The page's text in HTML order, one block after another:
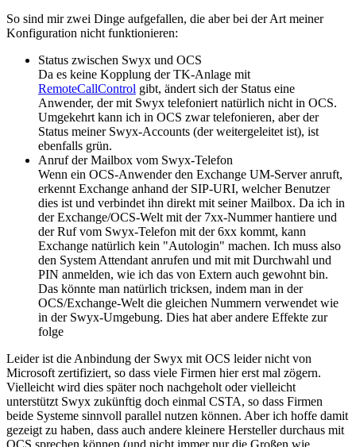
So sind mir zwei Dinge aufgefallen, die aber bei der Art meiner
Konfiguration nicht funktionieren:
Status zwischen Swyx und OCS
Da es keine Kopplung der TK-Anlage mit
RemoteCallControl gibt, ändert sich der Status eine
Anwender, der mit Swyx telefoniert natürlich nicht in OCS.
Umgekehrt kann ich in OCS zwar telefonieren, aber der
Status meiner Swyx-Accounts (der weitergeleitet ist), ist
ebenfalls grün.
Anruf der Mailbox vom Swyx-Telefon
Wenn ein OCS-Anwender den Exchange UM-Server anruft,
erkennt Exchange anhand der SIP-URI, welcher Benutzer
dies ist und verbindet ihn direkt mit seiner Mailbox. Da ich in
der Exchange/OCS-Welt mit der 7xx-Nummer hantiere und
der Ruf vom Swyx-Telefon mit der 6xx kommt, kann
Exchange natürlich kein "Autologin" machen. Ich muss also
den System Attendant anrufen und mit mit Durchwahl und
PIN anmelden, wie ich das von Extern auch gewohnt bin.
Das könnte man natürlich tricksen, indem man in der
OCS/Exchange-Welt die gleichen Nummern verwendet wie
in der Swyx-Umgebung. Dies hat aber andere Effekte zur
folge
Leider ist die Anbindung der Swyx mit OCS leider nicht von
Microsoft zertifiziert, so dass viele Firmen hier erst mal zögern.
Vielleicht wird dies später noch nachgeholt oder vielleicht
unterstützt Swyx zukünftig doch einmal CSTA, so dass Firmen
beide Systeme sinnvoll parallel nutzen können. Aber ich hoffe damit
gezeigt zu haben, dass auch andere kleinere Hersteller durchaus mit